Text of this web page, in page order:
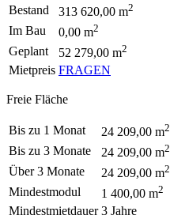
Bestand 313 620,00 m2
Im Bau 0,00 m2
Geplant 52 279,00 m2
Mietpreis FRAGEN
Freie Fläche
Bis zu 1 Monat 24 209,00 m2
Bis zu 3 Monate 24 209,00 m2
Über 3 Monate 24 209,00 m2
Mindestmodul 1 400,00 m2
Mindestmietdauer 3 Jahre